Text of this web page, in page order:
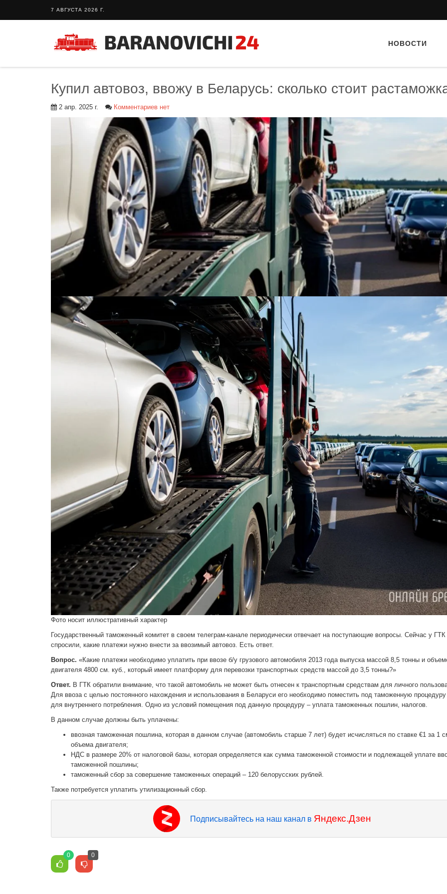
7 АВГУСТА 2026 Г.
НОВОСТИ
Купил автовоз, ввожу в Беларусь: сколько стоит
2 апр. 2025 г. Комментариев нет
Фото носит иллюстративный характер
Государственный таможенный комитет в своем телеграм-канале периодически отвечает на поступающие вопросы. Сейчас у ГТК
спросили, какие платежи нужно внести за ввозимый автовоз. Есть ответ.
Вопрос. «Какие платежи необходимо уплатить при ввозе б/у грузового автомобиля 2013 года выпуска массой 8,5 тонны и
двигателя 4800 см. куб., который имеет платформу для перевозки транспортных средств массой до 3,5 тонны?»
Ответ. В ГТК обратили внимание, что такой автомобиль не может быть отнесен к транспортным средствам для личного
Для ввоза с целью постоянного нахождения и использования в Беларуси его необходимо поместить под таможенную
для внутреннего потребления. Одно из условий помещения под данную процедуру – уплата таможенных пошлин, налогов.
В данном случае должны быть уплачены:
ввозная таможенная пошлина, которая в данном случае (автомобиль старше 7 лет) будет исчисляться по ставке €1 за 1
объема двигателя;
НДС в размере 20% от налоговой базы, которая определяется как сумма таможенной стоимости и подлежащей уплате
таможенной пошлины;
таможенный сбор за совершение таможенных операций – 120 белорусских рублей.
Также потребуется уплатить утилизационный сбор.
Подписывайтесь на наш канал в Яндекс.Дзен
0 0
Тайный гость: Гастропаб “Drova”